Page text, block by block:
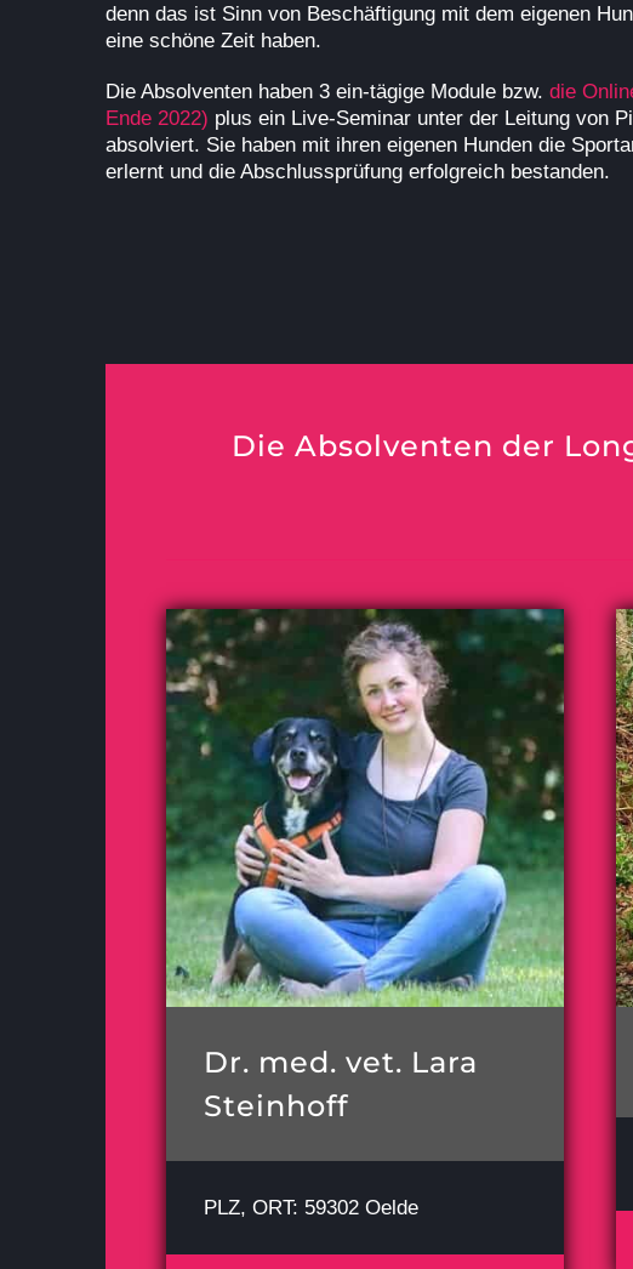
denn das ist Sinn von Beschäftigung mit dem eigenen
eine schöne Zeit haben.
Die Absolventen haben 3 ein-tägige Module bzw. die
Ende 2022) plus ein Live-Seminar unter der Leitung von
absolviert. Sie haben mit ihren eigenen Hunden die
erlernt und die Abschlussprüfung erfolgreich bestanden.
Die Absolventen der
Dr. med. vet. Lara
Steinhoff
PLZ, ORT: 59302 Oelde